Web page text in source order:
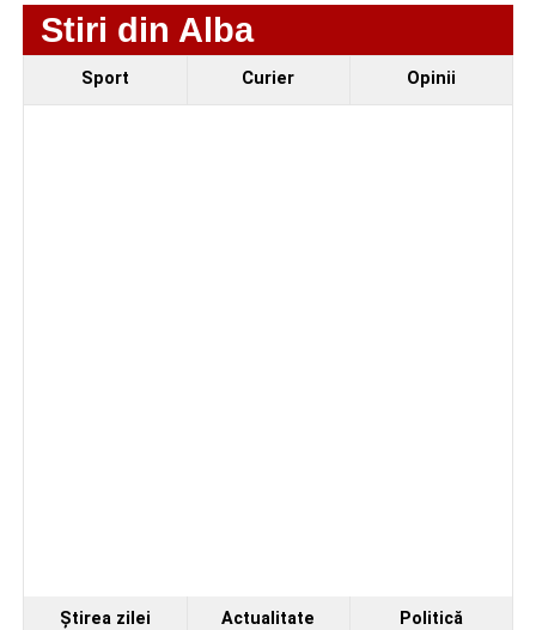
Ultimele știri din Sebeș
4–6 septembrie 2026: Prima ediție a Transylvania
Stiri din Alba
Sport Curier Opinii
Ştirea zilei Actualitate Politică